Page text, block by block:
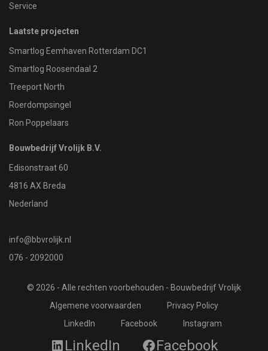
Service
Laatste projecten
Smartlog Eemhaven Rotterdam DC1
Smartlog Roosendaal 2
Treeport North
Roerdompsingel
Ron Poppelaars
Bouwbedrijf Vrolijk B.V.
Edisonstraat 60
4816 AX Breda
Nederland
info@bbvrolijk.nl
076 - 2092000
© 2026 - Alle rechten voorbehouden - Bouwbedrijf Vrolijk
Algemene voorwaarden
Privacy Policy
LinkedIn
Facebook Instagram
LinkedIn Facebook